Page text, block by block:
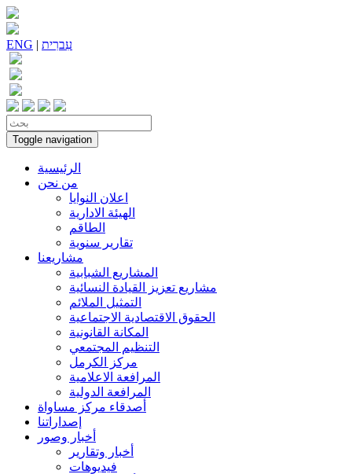
ENG | עִברִית
Toggle navigation
الرئيسية
من نحن
اعلان النوايا
الهيئة الادارية
الطاقم
تقارير سنوية
مشاريعنا
المشاريع الشبابية
مشاريع تعزيز القيادة النسائية
التمثيل الملائم
الحقوق الاقتصادية الاجتماعية
المكانة القانونية
التنظيم المجتمعي
مركز الكرمل
المرافعة الاعلامية
المرافعة الدولية
أصدقاء مركز مساواة
إصداراتنا
أخبار وصور
أخبار وتقارير
فيديوهات